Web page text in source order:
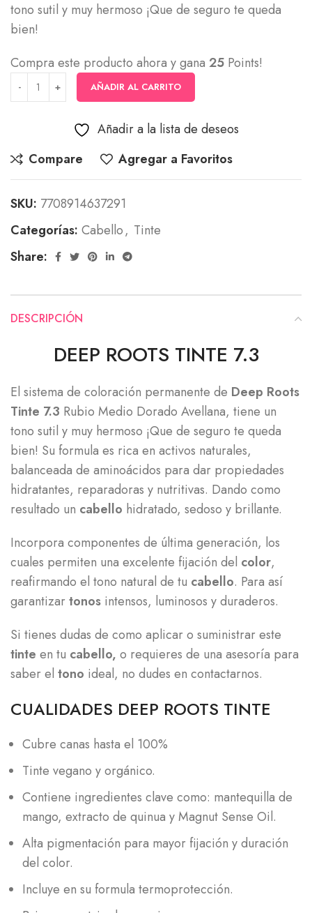
tono sutil y muy hermoso ¡Que de seguro te queda
bien!
Compra este producto ahora y gana 25 Points!
AÑADIR AL CARRITO
Añadir a la lista de deseos
Compare
Agregar a Favoritos
SKU: 7708914637291
Categorías: Cabello, Tinte
Share:
DESCRIPCIÓN
DEEP ROOTS TINTE 7.3
El sistema de coloración permanente de Deep Roots
Tinte 7.3 Rubio Medio Dorado Avellana, tiene un
tono sutil y muy hermoso ¡Que de seguro te queda
bien! Su formula es rica en activos naturales,
balanceada de aminoácidos para dar propiedades
hidratantes, reparadoras y nutritivas. Dando como
resultado un cabello hidratado, sedoso y brillante.
Incorpora componentes de última generación, los
cuales permiten una excelente fijación del color,
reafirmando el tono natural de tu cabello. Para así
garantizartonos intensos, luminosos y duraderos.
Si tienes dudas de como aplicar o suministrar este
tinte en tu cabello, o requieres de una asesoría para
saber el tono ideal, no dudes en contactarnos.
CUALIDADES DEEP ROOTS TINTE
Cubre canas hasta el 100%
Tinte vegano y orgánico.
Contiene ingredientes clave como: mantequilla de
mango, extracto de quinua y Magnut Sense Oil.
Alta pigmentación para mayor fijación y duración
del color.
Incluye en su formula termoprotección.